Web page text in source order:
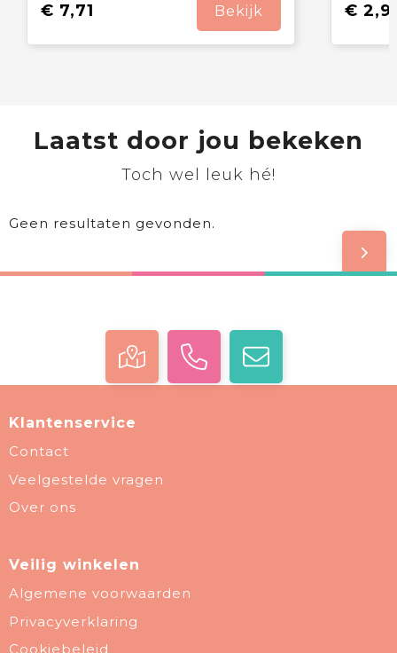
€ 7,71 Bekijk €
Laatst door jou bekeken
Toch wel leuk hé!
Geen resultaten gevonden.
Klantenservice
Contact
Veelgestelde vragen
Over ons
Veilig winkelen
Algemene voorwaarden
Privacyverklaring
Cookiebeleid